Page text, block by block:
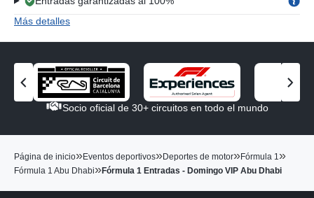
Más detalles
V
e
s
o
V
e
Socio oficial de 30+ circuitos en todo el mundo
Página de inicio»Eventos deportivos»Deportes de motor»Fórmula 1»
Fórmula 1 Abu Dhabi»Fórmula 1 Entradas - Domingo VIP Abu Dhabi